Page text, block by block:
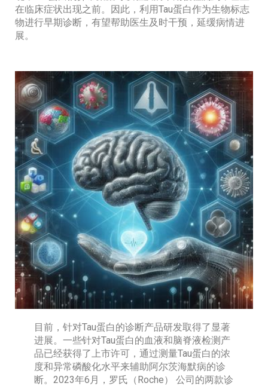
在临床症状出现之前。因此，利用Tau蛋白作为生物标志
物进行早期诊断，有望帮助医生及时干预，延缓病情进
展。
目前，针对Tau蛋白的诊断产品研发取得了显著
进展。一些针对Tau蛋白的血液和脑脊液检测产
品已经获得了上市许可，通过测量Tau蛋白的浓
度和异常磷酸化水平来辅助阿尔茨海默病的诊
断。2023年6月，罗氏（Roche） 公司的两款诊